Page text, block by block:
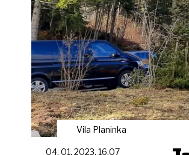
Vila Planinka
04. 01. 2023, 16.07